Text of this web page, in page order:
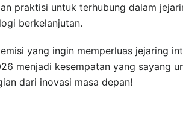
praktisi untuk terhubung dalam
berkelanjutan.
yang ingin memperluas jejaring
menjadi kesempatan yang sayang
dari inovasi masa depan!